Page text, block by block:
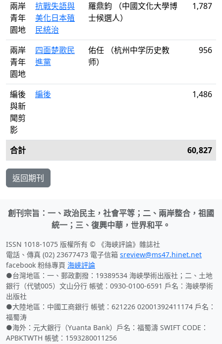
兩岸
青年
園地
抗戰失語與
美化日本殖
民統治
羅鼎鈞 （中國文化大學博
士候選人）
1,787
兩岸
青年
園地
四面楚歌民
進黨
佑任 （杭州中学历史教
师）
956
編後
與新
聞剪
影
編後 1,486
合計 60,827
返回期刊
創刊宗旨：一、政治民主，社會平等；二、兩岸整合，祖國
統一；三、復興中華，世界和平。
ISSN 1018-1075 版權所有 © 《海峽評論》雜誌社
電話、傳真 (02) 23677473 電子信箱 sreview@ms47.hinet.net
facebook 粉絲專頁 海峽評論
●台灣地區：一、郵政劃撥：19389534 海峽學術出版社；二、土地
銀行（代號005）文山分行 帳號：0930-0100-6591 戶名：海峽學術
出版社
●大陸地區：中國工商銀行 帳號：621226 02001392411174 戶名：
福蜀涛
●海外：元大銀行（Yuanta Bank）戶名：福蜀濤 SWIFT CODE：
APBKTWTH 帳號：1593280011256